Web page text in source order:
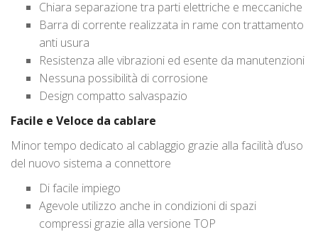
Chiara separazione tra parti elettriche e meccaniche
Barra di corrente realizzata in rame con trattamento
anti usura
Resistenza alle vibrazioni ed esente da manutenzioni
Nessuna possibilità di corrosione
Design compatto salvaspazio
Facile e Veloce da cablare
Minor tempo dedicato al cablaggio grazie alla facilità d’uso
del nuovo sistema a connettore
Di facile impiego
Agevole utilizzo anche in condizioni di spazi
compressi grazie alla versione TOP